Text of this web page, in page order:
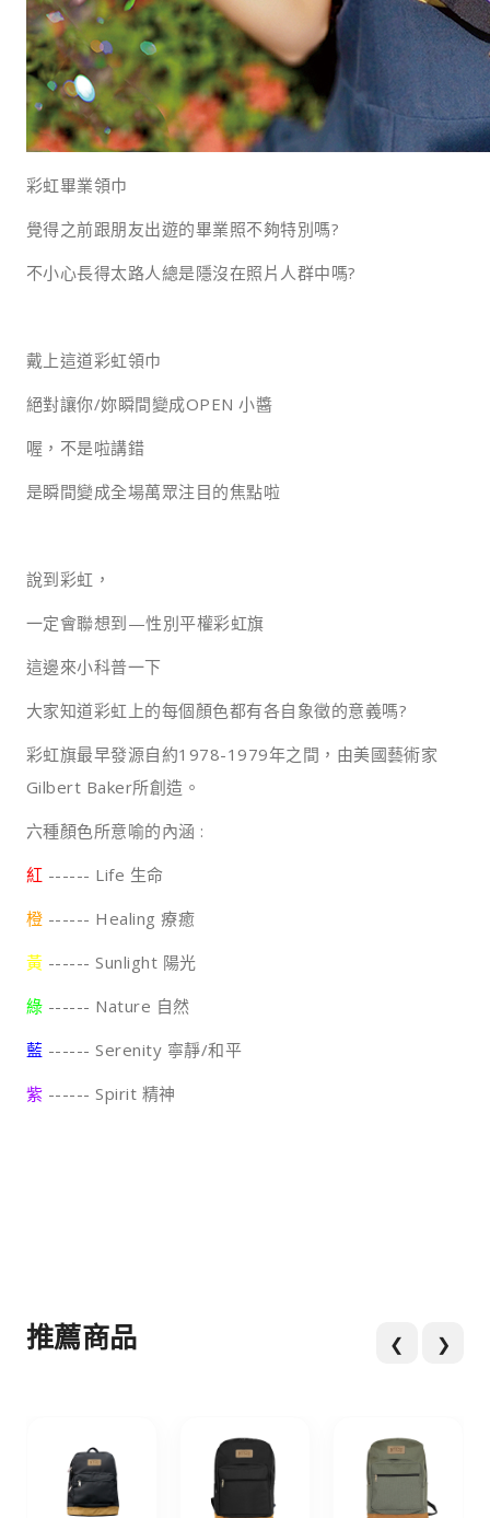
彩虹畢業領巾
覺得之前跟朋友出遊的畢業照不夠特別嗎?
不小心長得太路人總是隱沒在照片人群中嗎?
戴上這道彩虹領巾
絕對讓你/妳瞬間變成OPEN 小醬
喔，不是啦講錯
是瞬間變成全場萬眾注目的焦點啦
說到彩虹，
一定會聯想到—性別平權彩虹旗
這邊來小科普一下
大家知道彩虹上的每個顏色都有各自象徵的意義嗎?
彩虹旗最早發源自約1978-1979年之間，由美國藝術家
Gilbert Baker所創造。
六種顏色所意喻的內涵 :
紅 ------ Life 生命
橙 ------ Healing 療癒
黃 ------ Sunlight 陽光
綠 ------ Nature 自然
藍 ------ Serenity 寧靜/和平
紫 ------ Spirit 精神
推薦商品 ❮ ❯